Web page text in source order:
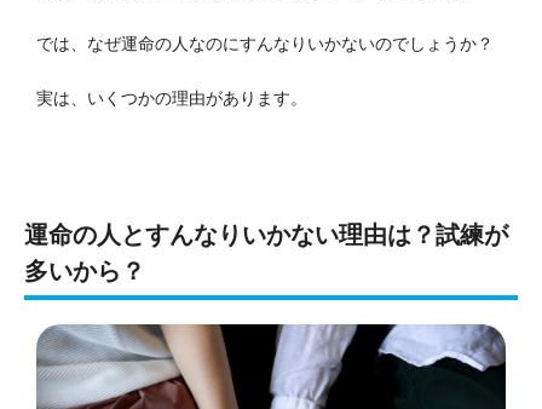
では、なぜ運命の人なのにすんなりいかないのでしょうか？
実は、いくつかの理由があります。
運命の人とすんなりいかない理由は？試練が
多いから？